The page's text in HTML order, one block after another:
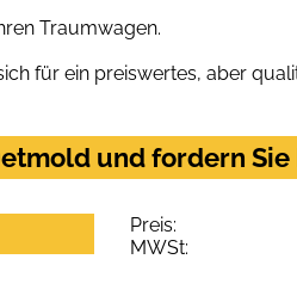
Traumwagen.
für ein preiswertes, aber
und fordern Sie
Preis:
MWSt: